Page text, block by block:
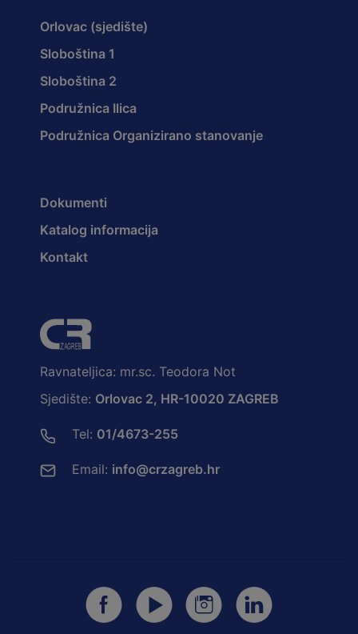
Orlovac (sjedište)
Sloboština 1
Sloboština 2
Podružnica Ilica
Podružnica Organizirano stanovanje
Dokumenti
Katalog informacija
Kontakt
Ravnateljica: mr.sc. Teodora Not
Sjedište: Orlovac 2, HR-10020 ZAGREB
Tel: 01/4673-255
Email: info@crzagreb.hr